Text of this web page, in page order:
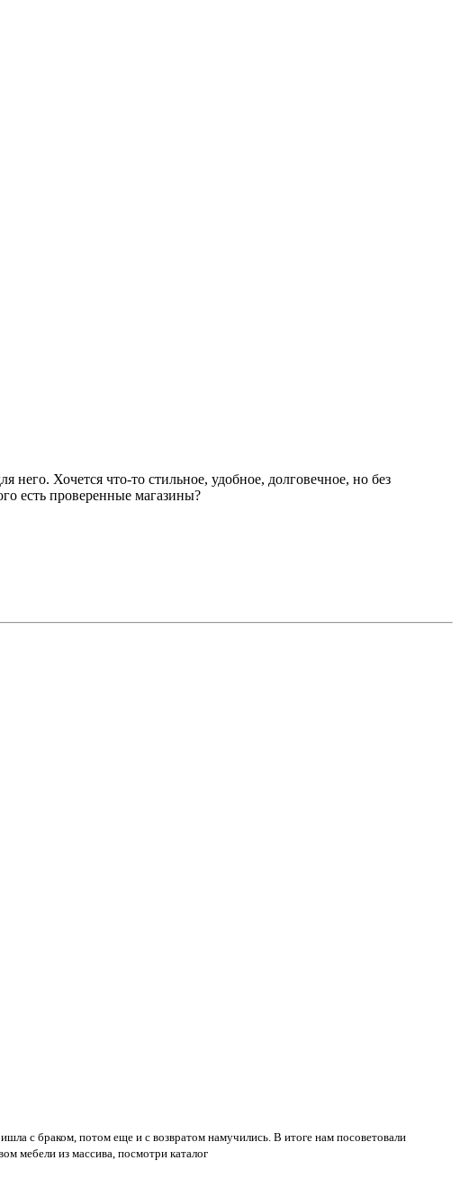
Хочется что-то стильное, удобное, долговечное, но без
есть проверенные магазины?
с браком, потом еще и с возвратом намучились. В итоге нам посоветовали
мебели из массива, посмотри каталог